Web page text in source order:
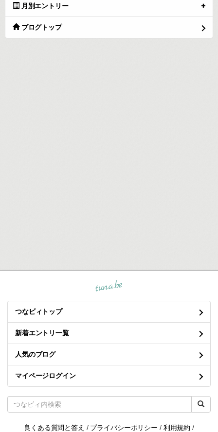
月別エントリー
ブログトップ
tuna.be
つなビィトップ
新着エントリ一覧
人気のブログ
マイページログイン
良くある質問と答え / プライバシーポリシー / 利用規約 /